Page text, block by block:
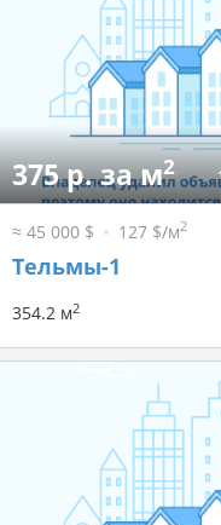
375 р. за м2
≈ 45 000 $ 127 $/м2
Тельмы-1
354.2 м2